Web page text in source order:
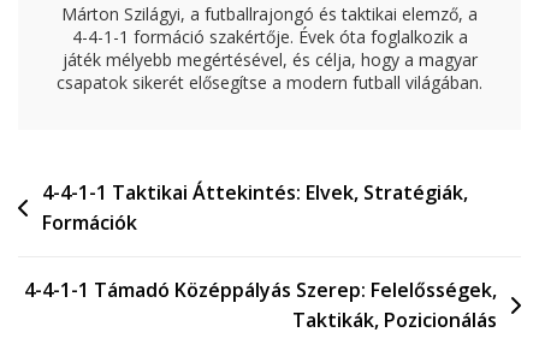
Márton Szilágyi, a futballrajongó és taktikai elemző, a
4-4-1-1 formáció szakértője. Évek óta foglalkozik a
játék mélyebb megértésével, és célja, hogy a magyar
csapatok sikerét elősegítse a modern futball világában.
Post
navigation
4-4-1-1 Taktikai Áttekintés: Elvek, Stratégiák,
Formációk
4-4-1-1 Támadó Középpályás Szerep: Felelősségek,
Taktikák, Pozicionálás